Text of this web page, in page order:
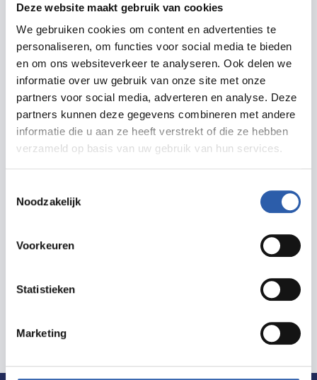
Deze website maakt gebruik van cookies
We gebruiken cookies om content en advertenties te
personaliseren, om functies voor social media te bieden
en om ons websiteverkeer te analyseren. Ook delen we
informatie over uw gebruik van onze site met onze
partners voor social media, adverteren en analyse. Deze
partners kunnen deze gegevens combineren met andere
informatie die u aan ze heeft verstrekt of die ze hebben
verzameld op basis van uw gebruik van hun services.
Noodzakelijk
Voorkeuren
Statistieken
Marketing
Meer informatie
schouwburghengelo.nl
info@schouwburghengelo.nl
074 255 6789
Prijzen